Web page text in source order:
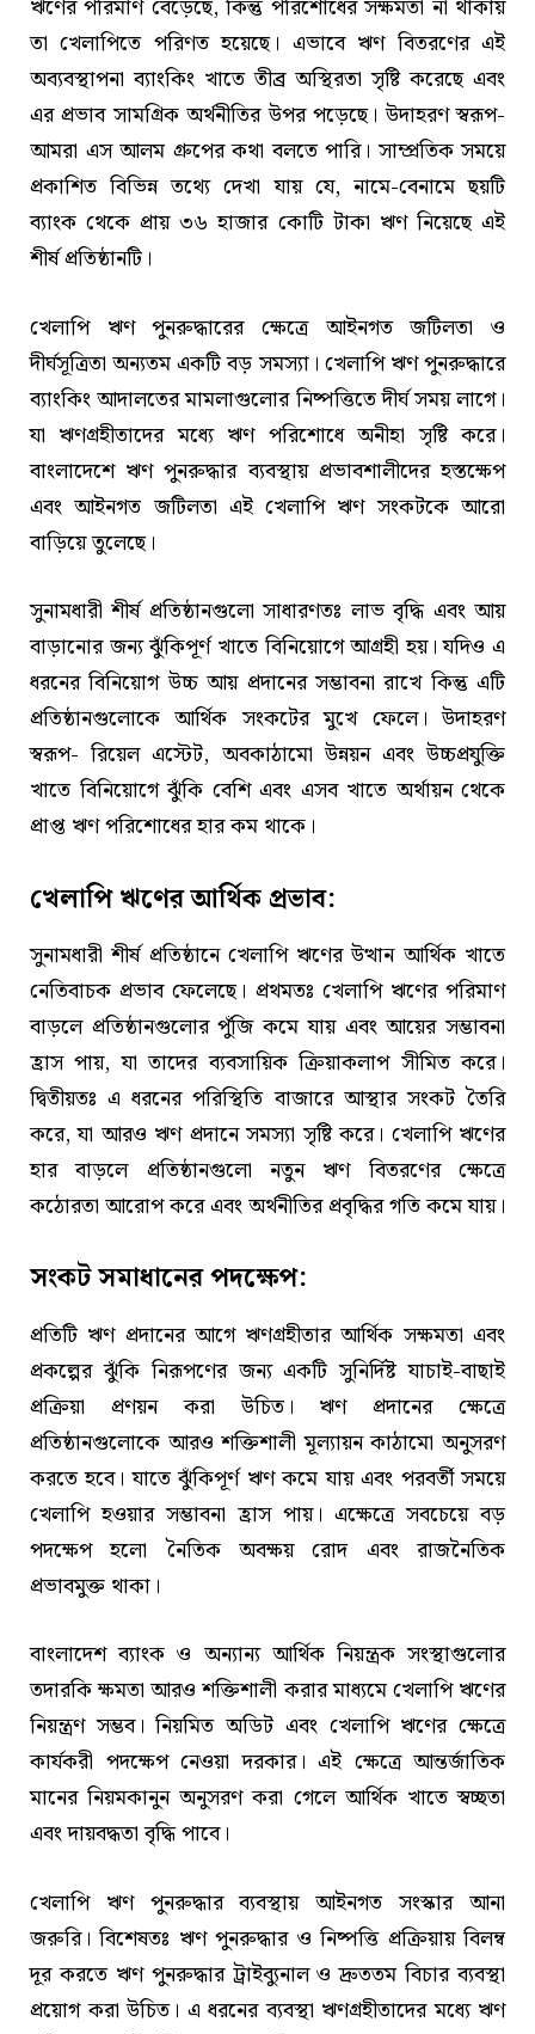
ঋণের পরিমাণ বেড়েছে, কিন্তু পরিশোধের সক্ষমতা না থাকায়
তা খেলাপিতে পরিণত হয়েছে। এভাবে ঋণ বিতরণের এই
অব্যবস্থাপনা ব্যাংকিং খাতে তীব্র অস্থিরতা সৃষ্টি করেছে এবং
এর প্রভাব সামগ্রিক অর্থনীতির উপর পড়েছে। উদাহরণ স্বরূপ-
আমরা এস আলম গ্রুপের কথা বলতে পারি। সাম্প্রতিক সময়ে
প্রকাশিত বিভিন্ন তথ্যে দেখা যায় যে, নামে-বেনামে ছয়টি
ব্যাংক থেকে প্রায় ৩৬ হাজার কোটি টাকা ঋণ নিয়েছে এই
শীর্ষ প্রতিষ্ঠানটি।
খেলাপি ঋণ পুনরুদ্ধারের ক্ষেত্রে আইনগত জটিলতা ও
দীর্ঘসূত্রিতা অন্যতম একটি বড় সমস্যা। খেলাপি ঋণ পুনরুদ্ধারে
ব্যাংকিং আদালতের মামলাগুলোর নিষ্পত্তিতে দীর্ঘ সময় লাগে।
যা ঋণগ্রহীতাদের মধ্যে ঋণ পরিশোধে অনীহা সৃষ্টি করে।
বাংলাদেশে ঋণ পুনরুদ্ধার ব্যবস্থায় প্রভাবশালীদের হস্তক্ষেপ
এবং আইনগত জটিলতা এই খেলাপি ঋণ সংকটকে আরো
বাড়িয়ে তুলেছে।
সুনামধারী শীর্ষ প্রতিষ্ঠানগুলো সাধারণতঃ লাভ বৃদ্ধি এবং আয়
বাড়ানোর জন্য ঝুঁকিপূর্ণ খাতে বিনিয়োগে আগ্রহী হয়। যদিও এ
ধরনের বিনিয়োগ উচ্চ আয় প্রদানের সম্ভাবনা রাখে কিন্তু এটি
প্রতিষ্ঠানগুলোকে আর্থিক সংকটের মুখে ফেলে। উদাহরণ
স্বরূপ- রিয়েল এস্টেট, অবকাঠামো উন্নয়ন এবং উচ্চপ্রযুক্তি
খাতে বিনিয়োগে ঝুঁকি বেশি এবং এসব খাতে অর্থায়ন থেকে
প্রাপ্ত ঋণ পরিশোধের হার কম থাকে।
খেলাপি ঋণের আর্থিক প্রভাব:
সুনামধারী শীর্ষ প্রতিষ্ঠানে খেলাপি ঋণের উত্থান আর্থিক খাতে
নেতিবাচক প্রভাব ফেলেছে। প্রথমতঃ খেলাপি ঋণের পরিমাণ
বাড়লে প্রতিষ্ঠানগুলোর পুঁজি কমে যায় এবং আয়ের সম্ভাবনা
হ্রাস পায়, যা তাদের ব্যবসায়িক ক্রিয়াকলাপ সীমিত করে।
দ্বিতীয়তঃ এ ধরনের পরিস্থিতি বাজারে আস্থার সংকট তৈরি
করে, যা আরও ঋণ প্রদানে সমস্যা সৃষ্টি করে। খেলাপি ঋণের
হার বাড়লে প্রতিষ্ঠানগুলো নতুন ঋণ বিতরণের ক্ষেত্রে
কঠোরতা আরোপ করে এবং অর্থনীতির প্রবৃদ্ধির গতি কমে যায়।
সংকট সমাধানের পদক্ষেপ:
প্রতিটি ঋণ প্রদানের আগে ঋণগ্রহীতার আর্থিক সক্ষমতা এবং
প্রকল্পের ঝুঁকি নিরূপণের জন্য একটি সুনির্দিষ্ট যাচাই-বাছাই
প্রক্রিয়া প্রণয়ন করা উচিত। ঋণ প্রদানের ক্ষেত্রে
প্রতিষ্ঠানগুলোকে আরও শক্তিশালী মূল্যায়ন কাঠামো অনুসরণ
করতে হবে। যাতে ঝুঁকিপূর্ণ ঋণ কমে যায় এবং পরবর্তী সময়ে
খেলাপি হওয়ার সম্ভাবনা হ্রাস পায়। এক্ষেত্রে সবচেয়ে বড়
পদক্ষেপ হলো নৈতিক অবক্ষয় রোদ এবং রাজনৈতিক
প্রভাবমুক্ত থাকা।
বাংলাদেশ ব্যাংক ও অন্যান্য আর্থিক নিয়ন্ত্রক সংস্থাগুলোর
তদারকি ক্ষমতা আরও শক্তিশালী করার মাধ্যমে খেলাপি ঋণের
নিয়ন্ত্রণ সম্ভব। নিয়মিত অডিট এবং খেলাপি ঋণের ক্ষেত্রে
কার্যকরী পদক্ষেপ নেওয়া দরকার। এই ক্ষেত্রে আন্তর্জাতিক
মানের নিয়মকানুন অনুসরণ করা গেলে আর্থিক খাতে স্বচ্ছতা
এবং দায়বদ্ধতা বৃদ্ধি পাবে।
খেলাপি ঋণ পুনরুদ্ধার ব্যবস্থায় আইনগত সংস্কার আনা
জরুরি। বিশেষতঃ ঋণ পুনরুদ্ধার ও নিষ্পত্তি প্রক্রিয়ায় বিলম্ব
দূর করতে ঋণ পুনরুদ্ধার ট্রাইব্যুনাল ও দ্রুততম বিচার ব্যবস্থা
প্রয়োগ করা উচিত। এ ধরনের ব্যবস্থা ঋণগ্রহীতাদের মধ্যে ঋণ